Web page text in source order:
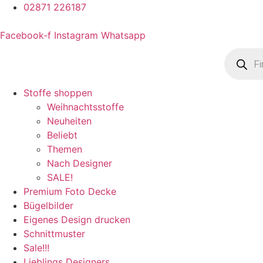
02871 226187
Facebook-f Instagram Whatsapp
search
Stoffe shoppen
Weihnachtsstoffe
Neuheiten
Beliebt
Themen
Nach Designer
SALE!
Premium Foto Decke
Bügelbilder
Eigenes Design drucken
Schnittmuster
Sale!!!